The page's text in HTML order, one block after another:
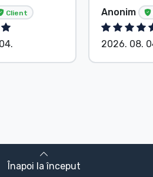
Client Anonim
2026. 08.
Înapoi la început